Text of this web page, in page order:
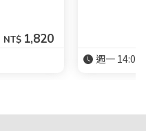
NT$ 1,820
週一